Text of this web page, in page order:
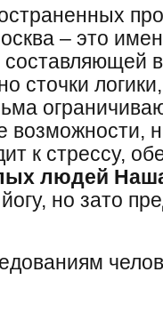
– это
сточки
возможности,
к стрессу,
людей
но зато